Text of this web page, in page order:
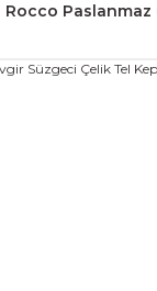
Rocco Paslanmaz